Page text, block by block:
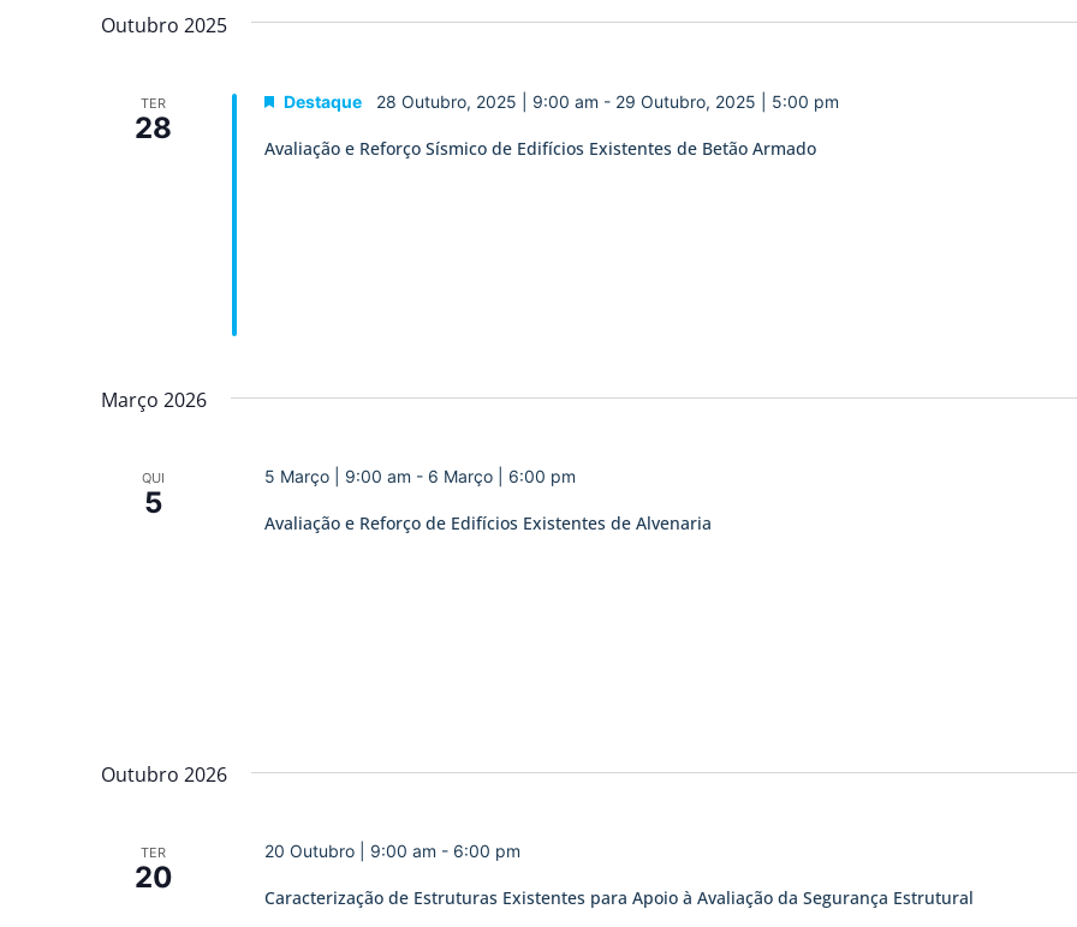
Eventos
Outubro 2025
TER
28
Avaliação e Reforço Sísmico de Edifícios Existentes de Betão Armado
Destaque 28 Outubro, 2025 | 9:00 am - 29 Outubro, 2025 | 5:00 pm
Março 2026
QUI
5
Avaliação e Reforço de Edifícios Existentes de Alvenaria
5 Março | 9:00 am - 6 Março | 6:00 pm
Outubro 2026
TER
20
Caracterização de Estruturas Existentes para Apoio à Avaliação da Segurança Estrutural
20 Outubro | 9:00 am - 6:00 pm